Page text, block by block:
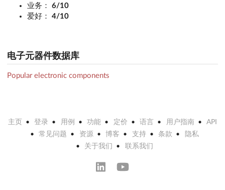
业务：
6/10
爱好：
4/10
电子元器件数据库
Popular electronic components
主页 登录 用例 功能 定价 语言 用户指南
API
常见问题
资源 博客 支持 条款
隐私
关于我们
联系我们